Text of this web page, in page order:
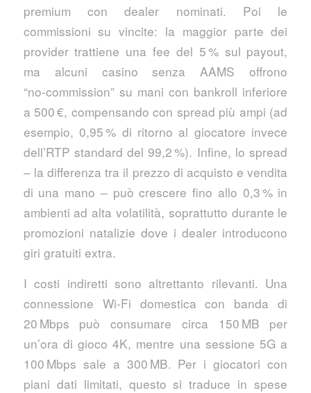
premium con dealer nominati. Poi le
commissioni su vincite: la maggior parte dei
provider trattiene una fee del 5 % sul payout,
ma alcuni casino senza AAMS offrono
“no‑commission” su mani con bankroll inferiore
a 500 €, compensando con spread più ampi (ad
esempio, 0,95 % di ritorno al giocatore invece
dell’RTP standard del 99,2 %). Infine, lo spread
– la differenza tra il prezzo di acquisto e vendita
di una mano – può crescere fino allo 0,3 % in
ambienti ad alta volatilità, soprattutto durante le
promozioni natalizie dove i dealer introducono
giri gratuiti extra.
I costi indiretti sono altrettanto rilevanti. Una
connessione Wi‑Fi domestica con banda di
20 Mbps può consumare circa 150 MB per
un’ora di gioco 4K, mentre una sessione 5G a
100 Mbps sale a 300 MB. Per i giocatori con
piani dati limitati, questo si traduce in spese